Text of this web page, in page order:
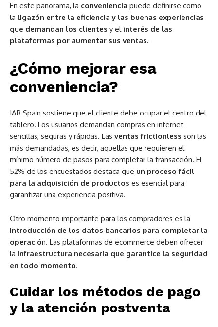
En este panorama, la conveniencia puede definirse como
la ligazón entre la eficiencia y las buenas experiencias
que demandan los clientes y elinterés de las
plataformas por aumentar sus ventas.
¿Cómo mejorar esa
conveniencia?
IAB Spain sostiene que el cliente debe ocupar el centro del
tablero. Los usuarios demandan compras en internet
sencillas, seguras y rápidas. Las ventas frictionless son las
más demandadas, es decir, aquellas que requieren el
mínimo número de pasos para completar la transacción. El
52% de los encuestados destaca que un proceso fácil
para la adquisición de productos es esencial para
garantizar una experiencia positiva.
Otro momento importante para los compradores es la
introducción de los datos bancarios para completar la
operación. Las plataformas de ecommerce deben ofrecer
la infraestructura necesaria que garantice la seguridad
en todo momento.
Cuidar los métodos de pago
y la atención postventa